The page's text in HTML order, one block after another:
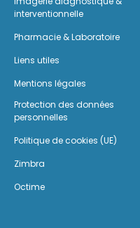
interventionnelle
Pharmacie & Laboratoire
Liens utiles
Mentions légales
Protection des données
personnelles
Politique de cookies (UE)
Zimbra
Octime